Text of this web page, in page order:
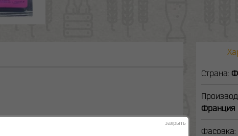
Страна:
Франция
Фасовка:
закрыть